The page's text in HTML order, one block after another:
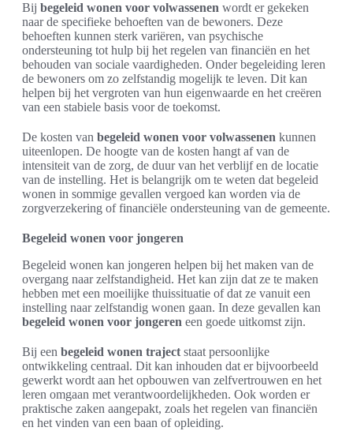
Bij begeleid wonen voor volwassenen wordt er gekeken
naar de specifieke behoeften van de bewoners. Deze
behoeften kunnen sterk variëren, van psychische
ondersteuning tot hulp bij het regelen van financiën en het
behouden van sociale vaardigheden. Onder begeleiding leren
de bewoners om zo zelfstandig mogelijk te leven. Dit kan
helpen bij het vergroten van hun eigenwaarde en het creëren
van een stabiele basis voor de toekomst.
De kosten van begeleid wonen voor volwassenen kunnen
uiteenlopen. De hoogte van de kosten hangt af van de
intensiteit van de zorg, de duur van het verblijf en de locatie
van de instelling. Het is belangrijk om te weten dat begeleid
wonen in sommige gevallen vergoed kan worden via de
zorgverzekering of financiële ondersteuning van de gemeente.
Begeleid wonen voor jongeren
Begeleid wonen kan jongeren helpen bij het maken van de
overgang naar zelfstandigheid. Het kan zijn dat ze te maken
hebben met een moeilijke thuissituatie of dat ze vanuit een
instelling naar zelfstandig wonen gaan. In deze gevallen kan
begeleid wonen voor jongeren een goede uitkomst zijn.
Bij een begeleid wonen traject staat persoonlijke
ontwikkeling centraal. Dit kan inhouden dat er bijvoorbeeld
gewerkt wordt aan het opbouwen van zelfvertrouwen en het
leren omgaan met verantwoordelijkheden. Ook worden er
praktische zaken aangepakt, zoals het regelen van financiën
en het vinden van een baan of opleiding.